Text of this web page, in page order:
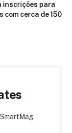
inscrições para
com cerca de 150